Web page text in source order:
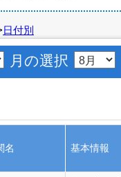
日付別
月の選択
名 基本情報